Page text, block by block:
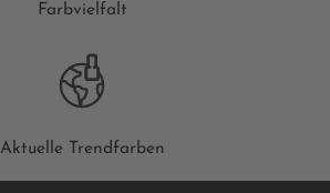
Farbvielfalt
Aktuelle Trendfarben